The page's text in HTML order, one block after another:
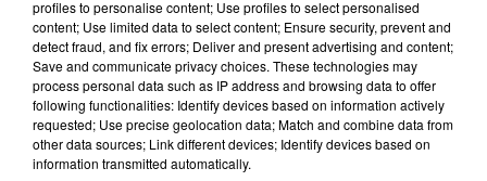
Musique
7 août 2026
Madonna sort enfin le remix de « Love
Sensation » avec Kylie Minogue
profiles to personalise content; Use profiles to select personalised
content; Use limited data to select content; Ensure security, prevent and
detect fraud, and fix errors; Deliver and present advertising and content;
Save and communicate privacy choices. These technologies may
process personal data such as IP address and browsing data to offer
following functionalities: Identify devices based on information actively
requested; Use precise geolocation data; Match and combine data from
other data sources; Link different devices; Identify devices based on
information transmitted automatically.